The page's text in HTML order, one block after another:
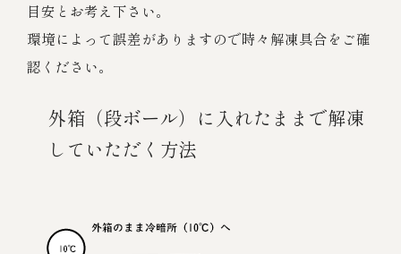
目安とお考え下さい。
環境によって誤差がありますので時々解凍具合をご確
認ください。
外箱（段ボール）に入れたままで解凍
していただく方法